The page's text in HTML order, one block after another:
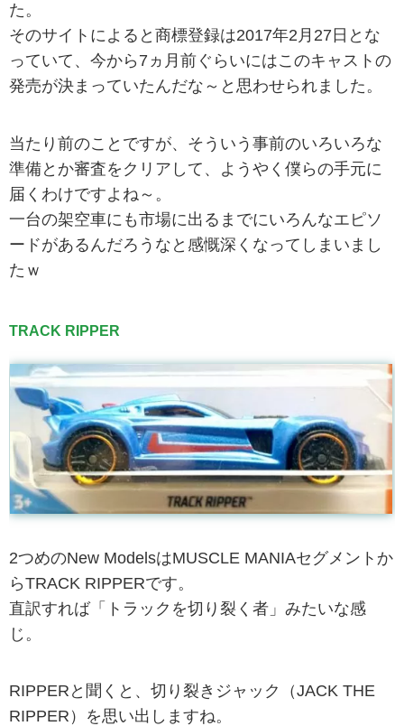
た。
そのサイトによると商標登録は2017年2月27日とな
っていて、今から7ヵ月前ぐらいにはこのキャストの
発売が決まっていたんだな～と思わせられました。
当たり前のことですが、そういう事前のいろいろな
準備とか審査をクリアして、ようやく僕らの手元に
届くわけですよね～。
一台の架空車にも市場に出るまでにいろんなエピソ
ードがあるんだろうなと感慨深くなってしまいまし
たｗ
TRACK RIPPER
2つめのNew ModelsはMUSCLE MANIAセグメントか
らTRACK RIPPERです。
直訳すれば「トラックを切り裂く者」みたいな感
じ。
RIPPERと聞くと、切り裂きジャック（JACK THE
RIPPER）を思い出しますね。